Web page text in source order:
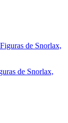
de Snorlax,